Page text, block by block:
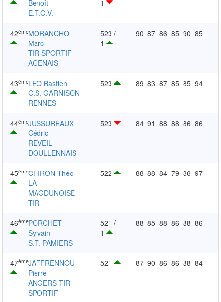
Benoît
E.T.C.V.
1
42èmeMORANCHO
Marc
TIR SPORTIF
AGENAIS
523 /
1
90 87 86 85 90 85
43èmeLEO Bastien
C.S. GARNISON
RENNES
523 89 83 87 85 85 94
44èmeJUSSUREAUX
Cédric
REVEIL
DOULLENNAIS
523 84 91 88 88 86 86
45èmeCHIRON Théo
LA
MAGDUNOISE
TIR
522 88 88 84 79 86 97
46èmePORCHET
Sylvain
S.T. PAMIERS
521 /
1
88 85 88 86 88 86
47èmeJAFFRENNOU
Pierre
ANGERS TIR
SPORTIF
521 87 90 86 86 88 84